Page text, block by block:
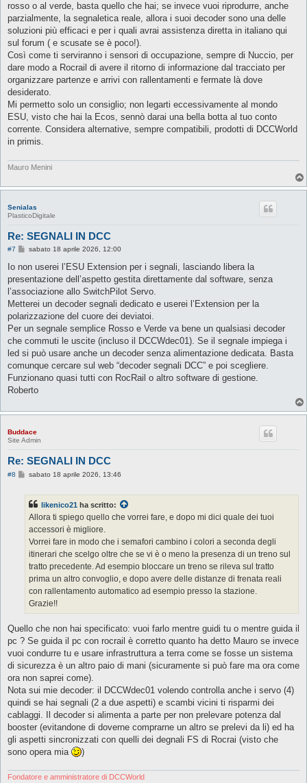
rosso o al verde, basta quello che hai; se invece vuoi riprodurre, anche
parzialmente, la segnaletica reale, allora i suoi decoder sono una delle
soluzioni più efficaci e per i quali avrai assistenza diretta in italiano qui
sul forum ( e scusate se è poco!).
Così come ti serviranno i sensori di occupazione, sempre di Nuccio, per
dare modo a Rocrail di avere il ritorno di informazione dal tracciato per
organizzare partenze e arrivi con rallentamenti e fermate là dove
desiderato.
Mi permetto solo un consiglio; non legarti eccessivamente al mondo
ESU, visto che hai la Ecos, sennò darai una bella botta al tuo conto
corrente. Considera alternative, sempre compatibili, prodotti di DCCWorld
in primis.
Mauro Menini
Senialas
PlasticoDigitale
Re: SEGNALI IN DCC
#7
M
s
a
g
i
o
sabato 18 aprile 2026, 12:00
Io non userei l’ESU Extension per i segnali, lasciando libera la
presentazione dell’aspetto gestita direttamente dal software, senza
l’associazione allo SwitchPilot Servo.
Metterei un decoder segnali dedicato e userei l’Extension per la
polarizzazione del cuore dei deviatoi.
Per un segnale semplice Rosso e Verde va bene un qualsiasi decoder
che commuti le uscite (incluso il DCCWdec01). Se il segnale impiega i
led si può usare anche un decoder senza alimentazione dedicata. Basta
comunque cercare sul web “decoder segnali DCC” e poi scegliere.
Funzionano quasi tutti con RocRail o altro software di gestione.
Roberto
Buddace
Site Admin
Re: SEGNALI IN DCC
#8
M
a
o
sabato 18 aprile 2026, 13:46
likenico21 ha scritto:
Allora ti spiego quello che vorrei fare, e dopo mi dici quale dei tuoi
accessori è migliore.
Vorrei fare in modo che i semafori cambino i colori a seconda degli
itinerari che scelgo oltre che se vi è o meno la presenza di un treno sul
tratto precedente. Ad esempio bloccare un treno se rileva sul tratto
prima un altro convoglio, e dopo avere delle distanze di frenata reali
con rallentamento automatico ad esempio presso la stazione.
Grazie!!
Quello che non hai specificato: vuoi farlo mentre guidi tu o mentre guida il
pc ? Se guida il pc con rocrail è corretto quanto ha detto Mauro se invece
vuoi condurre tu e usare infrastruttura a terra come se fosse un sistema
di sicurezza è un altro paio di mani (sicuramente si può fare ma ora come
ora non saprei come).
Nota sui mie decoder: il DCCWdec01 volendo controlla anche i servo (4)
quindi se hai segnali (2 a due aspetti) e scambi vicini ti risparmi dei
cablaggi. Il decoder si alimenta a parte per non prelevare potenza dal
booster (evitandone di doverne comprarne un altro se prelevi da li) ed ha
gli aspetti sincronizzati con quelli dei degnali FS di Rocrai (visto che
sono opera mia
)
Fondatore e amministratore di DCCWorld